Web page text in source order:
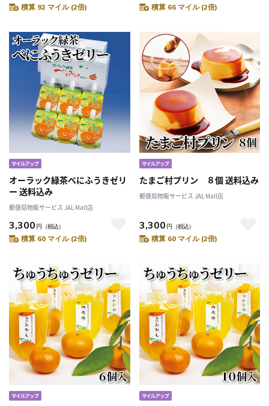
積算 92 マイル (2倍) 積算 66 マイル (2倍)
オーラック緑茶べにふうきゼリ
ー 送料込み
郵便局物販サービス JAL Mall店
3,300 円 （税込）
積算 60 マイル (2倍)
たまご村プリン ８個 送料込み
郵便局物販サービス JAL Mall店
3,300 円 （税込）
積算 60 マイル (2倍)